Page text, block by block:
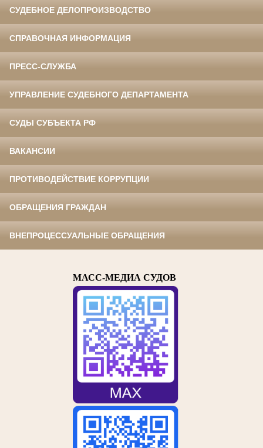
СУДЕБНОЕ ДЕЛОПРОИЗВОДСТВО
СПРАВОЧНАЯ ИНФОРМАЦИЯ
ПРЕСС-СЛУЖБА
УПРАВЛЕНИЕ СУДЕБНОГО ДЕПАРТАМЕНТА
СУДЫ СУБЪЕКТА РФ
ВАКАНСИИ
ПРОТИВОДЕЙСТВИЕ КОРРУПЦИИ
ОБРАЩЕНИЯ ГРАЖДАН
ВНЕПРОЦЕССУАЛЬНЫЕ ОБРАЩЕНИЯ
МАСС-МЕДИА СУДОВ